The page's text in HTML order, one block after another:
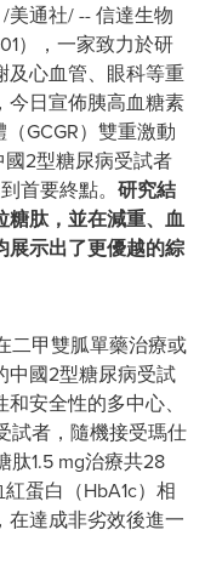
/美通社/ -- 信達生物
），一家致力於研
及心血管、眼科等重
今日宣佈胰高血糖素
GCGR）雙重激動
2型糖尿病受試者
首要終點。 研究結
糖肽，並在減重、血
展示出了更優越的綜
二甲雙胍單藥治療或
中國2型糖尿病受試
安全性的多中心、
試者，隨機接受瑪仕
肽1.5 mg治療共28
蛋白（HbA1c）相
在達成非劣效後進一